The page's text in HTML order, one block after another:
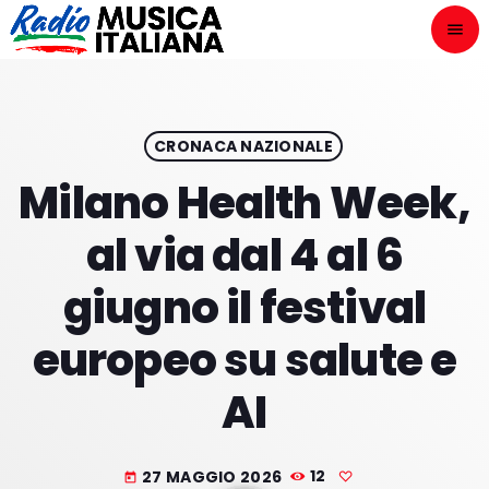
menu
play_arrow
HOME
NOVITÀ DISCOGRAFICHE
CRONACA NAZIONALE
Milano Health Week,
al via dal 4 al 6
giugno il festival
europeo su salute e
AI
today 27 MAGGIO 2026 12